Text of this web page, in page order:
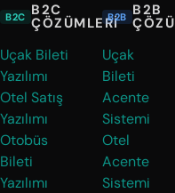
B2C B2C
ÇÖZÜMLERI
Uçak Bileti
Yazılımı
Otel Satış
Yazılımı
Otobüs
Bileti
Yazılımı
B2B B2B
Uçak
Bileti
Acente
Sistemi
Otel
Acente
Sistemi